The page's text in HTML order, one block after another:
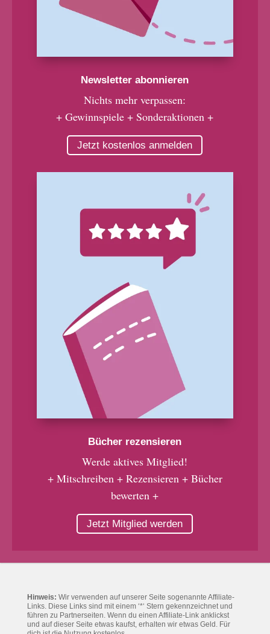
Newsletter abonnieren
Nichts mehr verpassen:
+ Gewinnspiele + Sonderaktionen +
Jetzt kostenlos anmelden
Bücher rezensieren
Werde aktives Mitglied!
+ Mitschreiben + Rezensieren + Bücher
bewerten +
Jetzt Mitglied werden
Hinweis: Wir verwenden auf unserer Seite sogenannte Affiliate-
Links. Diese Links sind mit einem ‘*‘ Stern gekennzeichnet und
führen zu Partnerseiten. Wenn du einen Affiliate-Link anklickst
und auf dieser Seite etwas kaufst, erhalten wir etwas Geld. Für